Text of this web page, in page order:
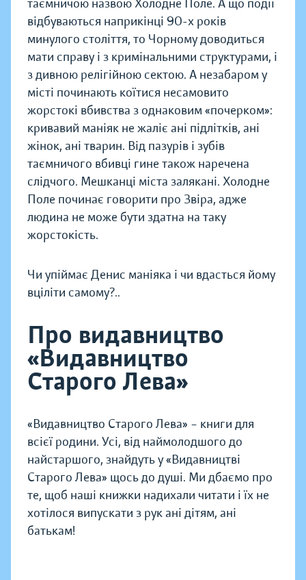
таємничою назвою Холодне Поле. А що події
відбуваються наприкінці 90-х років
минулого століття, то Чорному доводиться
мати справу і з кримінальними структурами, і
з дивною релігійною сектою. А незабаром у
місті починають коїтися несамовито
жорстокі вбивства з однаковим «почерком»:
кривавий маніяк не жаліє ані підлітків, ані
жінок, ані тварин. Від пазурів і зубів
таємничого вбивці гине також наречена
слідчого. Мешканці міста залякані. Холодне
Поле починає говорити про Звіра, адже
людина не може бути здатна на таку
жорстокість.
Чи упіймає Денис маніяка і чи вдасться йому
вціліти самому?..
Про видавництво
«Видавництво
Старого Лева»
«Видавництво Старого Лева» – книги для
всієї родини. Усі, від наймолодшого до
найстаршого, знайдуть у «Видавництві
Старого Лева» щось до душі. Ми дбаємо про
те, щоб наші книжки надихали читати і їх не
хотілося випускати з рук ані дітям, ані
батькам!